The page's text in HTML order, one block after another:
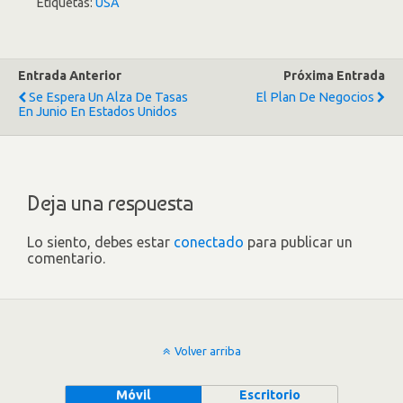
Entrada Anterior
Se Espera Un Alza De Tasas
En Junio En Estados Unidos
Próxima Entrada
El Plan De Negocios
Deja una respuesta
Lo siento, debes estar conectado para publicar un
comentario.
Volver arriba
Móvil Escritorio